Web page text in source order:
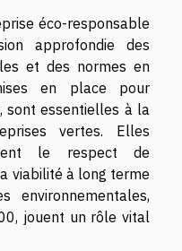
éco-responsable
approfondie des
et des normes en
en place pour
sont essentielles à la
vertes. Elles
le respect de
viabilité à long terme
environnementales,
jouent un rôle vital